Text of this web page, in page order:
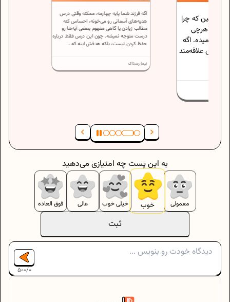
که چرا
و هرچی
نمیده. اگه
علاقه‌مند
اگه فرزند شما پایه چهارمه، ممکنه وقتی درس
هدیه‌های آسمانی رو می‌خونه، احساس کنه
مطالب زیادن یا گاهی مفهوم بعضی آیه‌ها رو
درست متوجه نمیشه. چون این درس فقط درباره
حفظ کردن نیست، بلکه هدفش اینه که...
نیما رستاک
ثبت
معمولی خوب خیلی خوب عالی فوق العاده
به این پست چه امتیازی می‌دهید
500/0